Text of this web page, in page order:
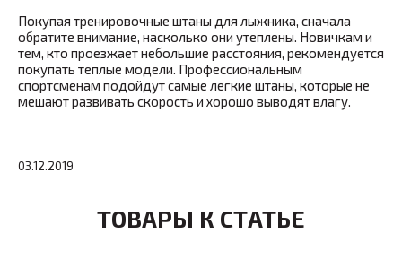
Покупая тренировочные штаны для лыжника, сначала
обратите внимание, насколько они утеплены. Новичкам и
тем, кто проезжает небольшие расстояния, рекомендуется
покупать теплые модели. Профессиональным
спортсменам подойдут самые легкие штаны, которые не
мешают развивать скорость и хорошо выводят влагу.
03.12.2019
ТОВАРЫ К СТАТЬЕ